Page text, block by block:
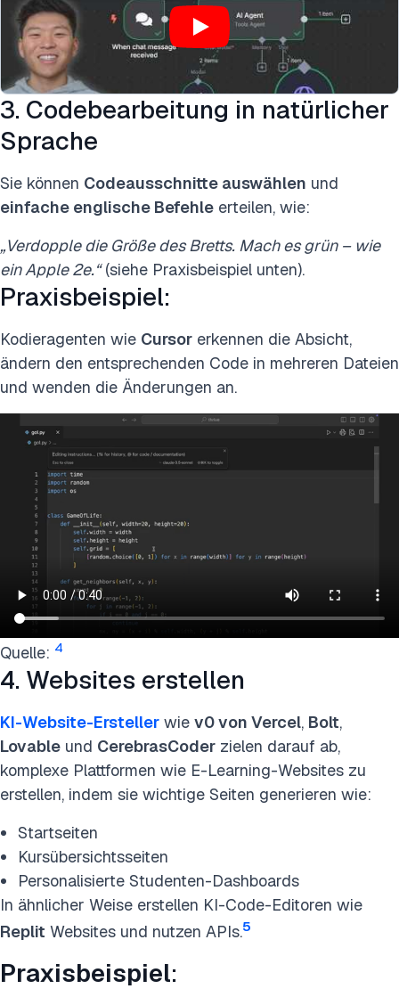
3. Codebearbeitung in natürlicher
Sprache
Sie können Codeausschnitte auswählen und
einfache englische Befehle erteilen, wie:
„Verdopple die Größe des Bretts. Mach es grün – wie
ein Apple 2e.“(siehe Praxisbeispiel unten).
Praxisbeispiel:
Kodieragenten wie Cursor erkennen die Absicht,
ändern den entsprechenden Code in mehreren Dateien
und wenden die Änderungen an.
Quelle: 4
4. Websites erstellen
KI-Website-Ersteller wie v0 von Vercel, Bolt,
Lovable und CerebrasCoder zielen darauf ab,
komplexe Plattformen wie E-Learning-Websites zu
erstellen, indem sie wichtige Seiten generieren wie:
Startseiten
Kursübersichtsseiten
Personalisierte Studenten-Dashboards
In ähnlicher Weise erstellen KI-Code-Editoren wie
Replit Websites und nutzen APIs.5
Praxisbeispiel: